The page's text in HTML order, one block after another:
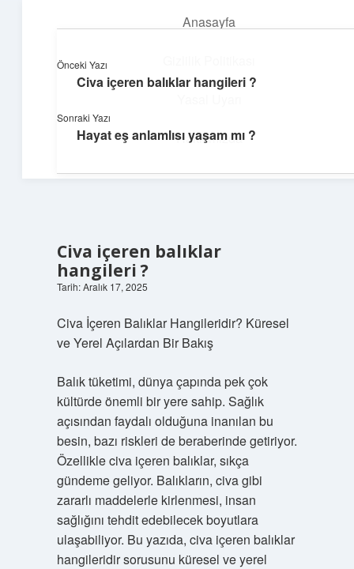
Anasayfa
Hakkımızda
Huzurlu Yaşam Tüyoları
Hayatına ferahlık katan öneriler!
Civa içeren balıklar
hangileri ?
Tarih: Aralık 17, 2025
Civa İçeren Balıklar Hangileridir? Küresel
ve Yerel Açılardan Bir Bakış
Balık tüketimi, dünya çapında pek çok
kültürde önemli bir yere sahip. Sağlık
açısından faydalı olduğuna inanılan bu
besin, bazı riskleri de beraberinde getiriyor.
Özellikle civa içeren balıklar, sıkça
gündeme geliyor. Balıkların, civa gibi
zararlı maddelerle kirlenmesi, insan
sağlığını tehdit edebilecek boyutlara
ulaşabiliyor. Bu yazıda, civa içeren balıklar
hangileridir sorusunu küresel ve yerel
Önceki Yazı
Civa içeren balıklar hangileri ?
Sonraki Yazı
Hayat eş anlamlısı yaşam mı ?